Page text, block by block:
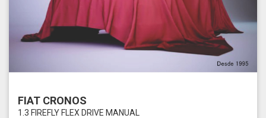
FIAT CRONOS
1.3 FIREFLY FLEX DRIVE MANUAL